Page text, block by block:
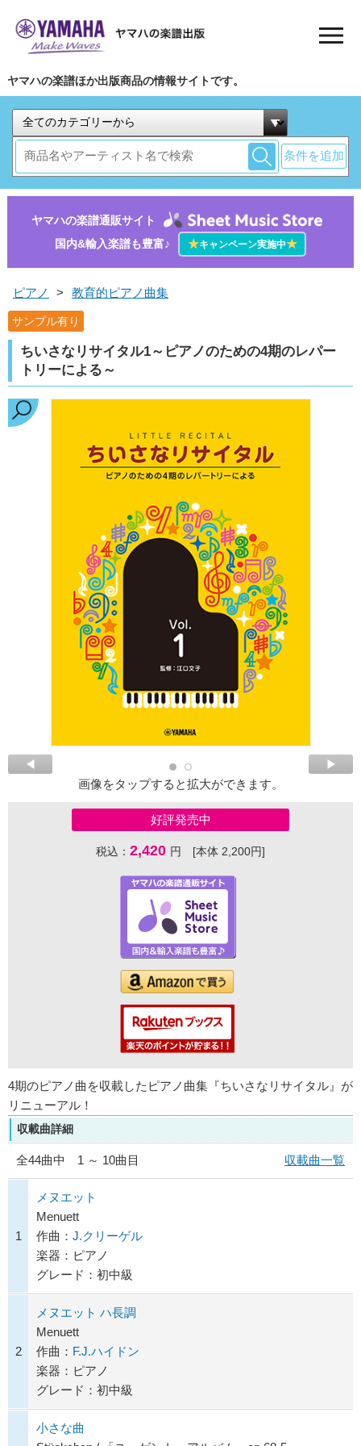
ヤマハの楽譜ほか出版商品の情報サイトです。
条件を追加
ヤマハの楽譜通販サイト
国内&輸入楽譜も豊富♪
★キャンペーン実施中★
ピアノ > 教育的ピアノ曲集
サンプル有り
ちいさなリサイタル1～ピアノのための4期のレパー
トリーによる～
画像をタップすると拡大ができます。
好評発売中
税込： 2,420 円 [本体 2,200円]
4期のピアノ曲を収載したピアノ曲集『ちいさなリサイタル』が
リニューアル！
収載曲詳細
全44曲中 1 ～ 10曲目 収載曲一覧
1
メヌエット
Menuett
作曲： J.クリーゲル
楽器：ピアノ
グレード：初中級
2
メヌエット ハ長調
Menuett
作曲： F.J.ハイドン
楽器：ピアノ
グレード：初中級
小さな曲